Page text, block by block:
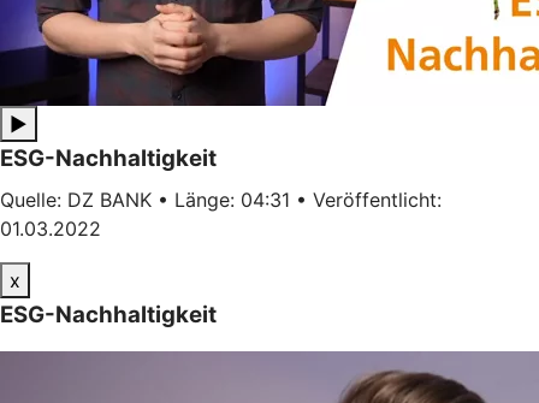
▶
ESG-Nachhaltigkeit
Quelle: DZ BANK • Länge: 04:31 • Veröffentlicht:
01.03.2022
x
ESG-Nachhaltigkeit